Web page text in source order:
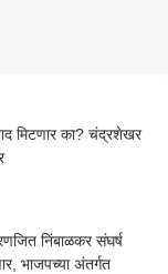
मिटणार का? चंद्रशेखर
निंबाळकर संघर्ष
भाजपच्या अंतर्गत